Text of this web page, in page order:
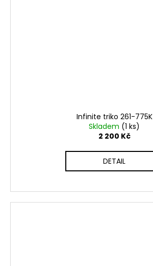
Infinite triko 261-775K
Skladem (1 ks)
2 200 Kč
DETAIL